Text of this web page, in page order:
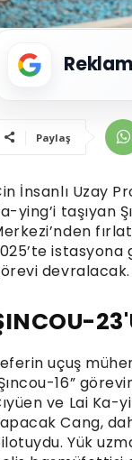
Paylaş
İnsanlı Uzay
ying’i taşıyan
devralacak.
uçuş
16”
ve Lai Ka-
Cang,
Yük